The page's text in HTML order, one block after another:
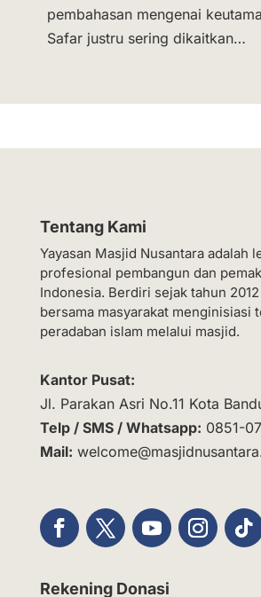
pembahasan mengenai
Safar justru sering dikaitkan…
Tentang Kami
Yayasan Masjid Nusantara adalah
profesional pembangun dan
Indonesia. Berdiri sejak tahun
bersama masyarakat menginisiasi
peradaban islam melalui masjid.
Kantor Pusat:
Jl. Parakan Asri No.11 Kota
Telp / SMS / Whatsapp: 0851-
Mail:
Rekening Donasi